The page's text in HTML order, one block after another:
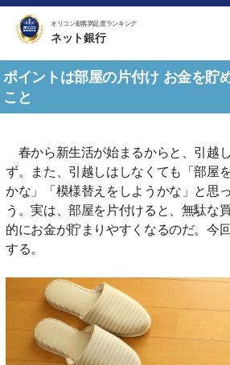
オリコン顧客満足度ランキング
ネット銀行
ポイントは部屋の片付け お金を貯
こと
春から新生活が始まるからと、引越
ず。また、引越しはしなくても「部屋
かな」「模様替えをしようかな」と思
う。実は、部屋を片付けると、無駄な
的にお金が貯まりやすくなるのだ。今
する。